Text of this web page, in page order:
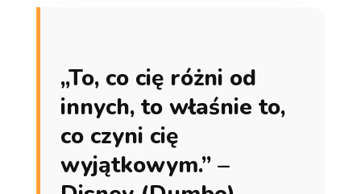
„To, co cię różni od
innych, to właśnie to,
co czyni cię
wyjątkowym.” –